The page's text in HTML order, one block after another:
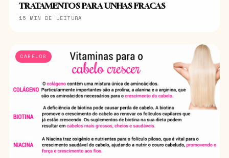
TRATAMENTOS PARA UNHAS FRACAS
15 MIN DE LEITURA
CABELOS